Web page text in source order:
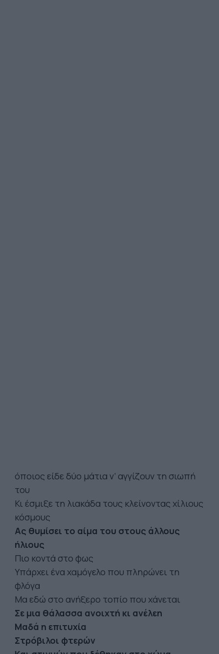
όποιος είδε δύο μάτια ν’ αγγίζουν τη σιωπή
του
Κι έσμιξε τη λιακάδα τους κλείνοντας χίλιους
κόσμους
Ας θυμίσει το αίμα του στους άλλους
ήλιους
Πιο κοντά στο φως
Υπάρχει ένα χαμόγελο που πληρώνει τη
φλόγα
Μα εδώ στο ανήξερο τοπίο που χάνεται
Σε μια θάλασσα ανοιχτή κι ανέλεη
Μαδά η επιτυχία
Στρόβιλοι φτερών